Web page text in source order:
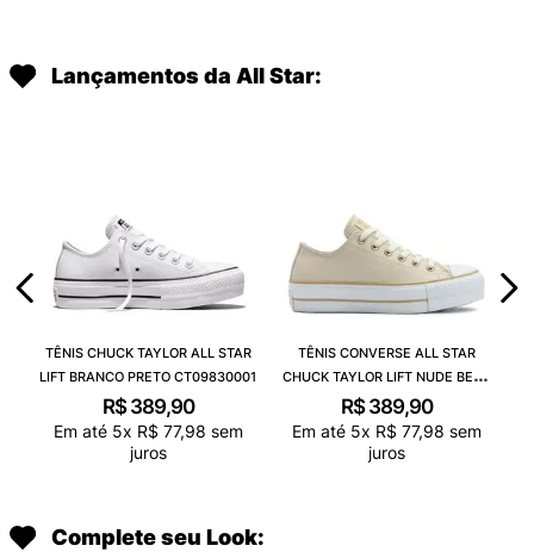
Lançamentos da All Star:
TÊNIS CHUCK TAYLOR ALL STAR
LIFT BRANCO PRETO CT09830001
R$ 389,90
Em até 5x R$ 77,98 sem
juros
TÊNIS CONVERSE ALL STAR
CHUCK TAYLOR LIFT NUDE BEGE
CLARO BRANCO CT09830003
R$ 389,90
Em até 5x R$ 77,98 sem
juros
Complete seu Look: